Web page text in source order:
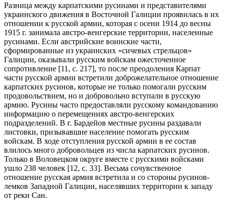
Разница между карпатскими русинами и представителями
украинского движения в Восточной Галиции проявилась в их
отношении к русской армии, которая с осени 1914 до весны
1915 г. занимала австро-венгерские территории, населенные
русинами. Если австрийские воинские части,
сформированные из украинских «сичевых стрельцов»
Галиции, оказывали русским войскам ожесточенное
сопротивление [11, c. 217], то после преодоления Карпат
части русской армии встретили доброжелательное отношение
карпатских русинов, которые не только помогали русским
продовольствием, но и добровольно вступали в русскую
армию. Русины часто предоставляли русскому командованию
информацию о перемещениях австро-венгерских
подразделений. В г. Бардейов местные русины раздавали
листовки, призывавшие население помогать русским
войскам. В ходе отступления русской армии в ее состав
влилось много добровольцев из числа карпатских русинов.
Только в Воловецком округе вместе с русскими войсками
ушло 238 человек [12, c. 33]. Весьма сочувственное
отношение русская армия встретила и со стороны русинов-
лемков Западной Галиции, населявших территории к западу
от реки Сан.